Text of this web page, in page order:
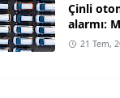
Çinli
alarmı:
21 Tem,